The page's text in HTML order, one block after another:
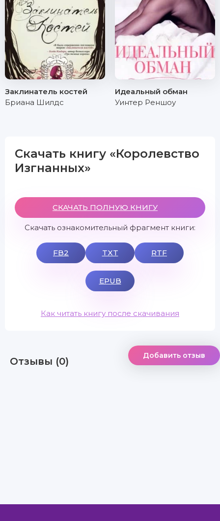
Заклинатель костей
Бриана Шилдс
Идеальный обман
Уинтер Реншоу
Скачать книгу «Королевство
Изгнанных»
СКАЧАТЬ ПОЛНУЮ КНИГУ
Скачать ознакомительный фрагмент книги:
FB2 TXT RTF
EPUB
Как читать книгу после скачивания
Отзывы (0) Добавить отзыв